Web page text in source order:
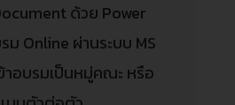
ด้วย Power
Online ผ่านระบบ MS
าอบรมเป็นหมู่คณะ หรือ